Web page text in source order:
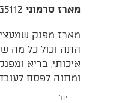
מארז סרמוני TEA TIME
מארז מפנק
התה וכול כל מה
איכותי, בריא
ומתנה לפסח
יח'